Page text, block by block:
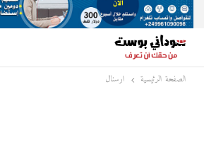
الصفحة الرئيسية ارسنال